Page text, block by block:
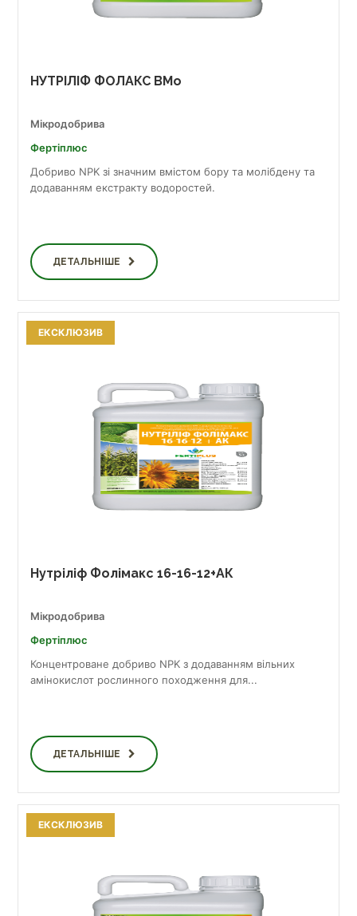
НУТРІЛІФ ФОЛАКС BMo
Мікродобрива
Фертіплюс
Добриво NPK зі значним вмістом бору та молібдену та
додаванням екстракту водоростей.
ДЕТАЛЬНІШЕ
Нутріліф Фолімакс 16-16-12+АК
Мікродобрива
Фертіплюс
Концентроване добриво NPK з додаванням вільних
амінокислот рослинного походження для...
ДЕТАЛЬНІШЕ
ЕКСКЛЮЗИВ
ЕКСКЛЮЗИВ